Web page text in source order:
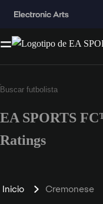
EA SPORTS
Ratings
Inicio Cremonese